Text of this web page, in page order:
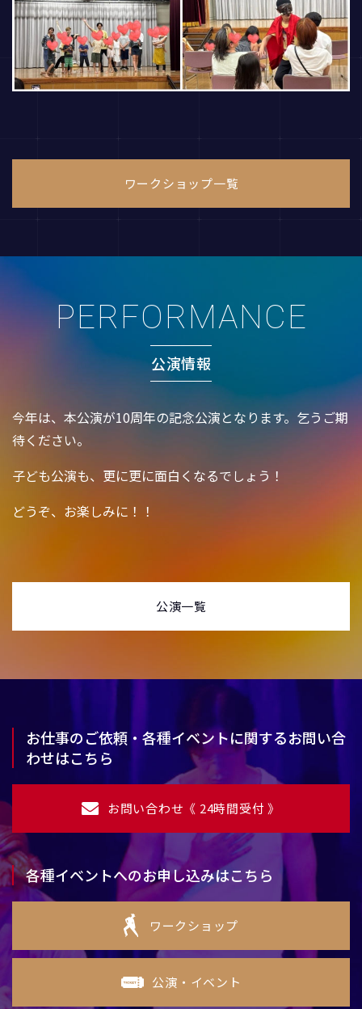
ワークショップ一覧
PERFORMANCE
公演情報
今年は、本公演が10周年の記念公演となります。乞うご期
待ください。
子ども公演も、更に更に面白くなるでしょう！
どうぞ、お楽しみに！！
公演一覧
お仕事のご依頼・各種イベントに関するお問い合
わせはこちら
お問い合わせ《 24時間受付 》
各種イベントへのお申し込みはこちら
ワークショップ
公演・イベント